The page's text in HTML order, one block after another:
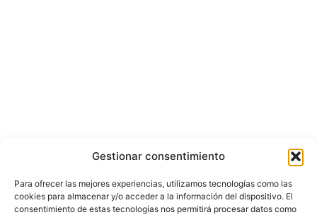
Gestionar consentimiento
Para ofrecer las mejores experiencias, utilizamos tecnologías como las
cookies para almacenar y/o acceder a la información del dispositivo. El
consentimiento de estas tecnologías nos permitirá procesar datos como